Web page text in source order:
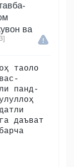
ва
таоло
панд-
даъват